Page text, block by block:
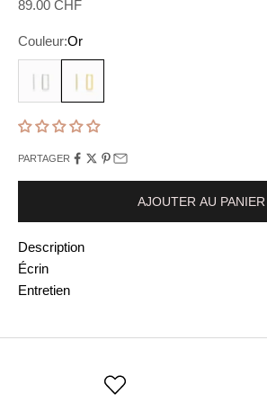
Prix de vente
89.00 CHF
Couleur:Or
PARTAGER
AJOUTER AU PANIER
Description
Écrin
Entretien